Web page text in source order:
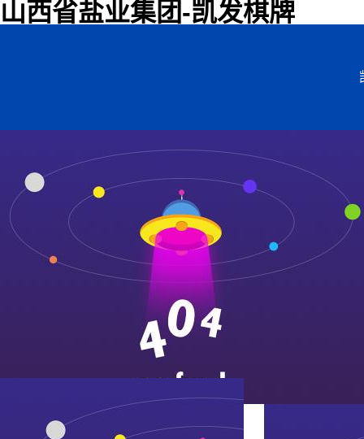
山西省盐业集团-凯发棋牌